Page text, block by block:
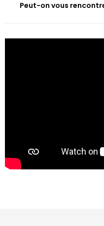
Peut-on vous